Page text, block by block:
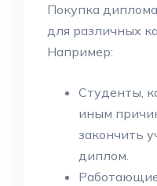
Покупка
для различных
Например:
Студенты,
иным
закончить
диплом.